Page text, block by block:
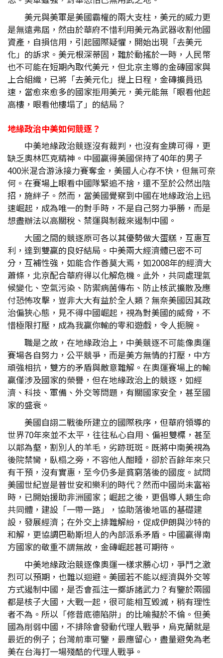
美元與美軍是美國霸權的兩大支柱，美元的威力更
是無遠弗屆，然由於華府不惜利用美元為武器收割他國
資產，自損信用，引起國際疑懼，開始出現「去美元
化」的訴求。美元根深蒂固，難於動搖於一時，人民幣
也不可能在短期內取代美元，但北京主導的金磚國家與
上合組織，已將「去美元化」提上日程，金磚擴員迅
速，當愈來愈多的國家拒用美元，美元能無「眼看他起
高樓，眼看他樓塌了」的結局？
地緣政治中美如何競逐？
中美地緣政治競逐沒有裁判，也沒有金牌可得，更
缺乏奧林匹克精神。中國贏得美國保持了40年的男子
400米混合游泳接力賽奪金，美國人心存不快，但無可奈
何。在賽場上眼看中國隊緊追不捨，還不至於公然出陰
招，施絆子。然而，當美國覺察到中國在地緣政治上迅
速崛起，成為唯一的對手時，不是自己努力爭勝，而是
想盡辦法以高關稅、禁運與制裁來遏制中國。
大國之間的競逐原可各以其優勢做大蛋糕，互惠互
利，達到雙贏的良好結局。中美兩大經濟體已密不可
分，互補性強，如能合作善莫大焉，如2008年的經濟大
蕭條，北京配合華府得以化解危機。此外，共同處理氣
候變化、空氣污染、防禦病菌傳布、防止核武擴散及應
付恐怖攻擊，豈非大大有益於全人類？無奈美國因其政
治偏狹心態，見不得中國崛起，視為對美國的威脅，不
惜極限打壓，成為我贏你輸的零和遊戲，令人扼腕。
職是之故，在地緣政治上，中美競逐不可能像奧運
賽場各自努力，公平競爭，而是美方無情的打壓，中方
頑強相抗，雙方的矛盾與敵意難解。在奧運賽場上的輸
贏僅涉及國家的榮譽，但在地緣政治上的競逐，如經
濟、科技、軍備、外交等問題，有關國家安全，甚至國
家的盛衰。
美國自詡二戰後所建立的國際秩序，但華府領導的
世界70年來並不太平，往往私心自用、偏袒雙標，甚至
以鄰為壑，割別人的羊毛，劣跡斑斑。既將中南美視為
後院禁臠，臥榻之旁，不容他人酣睡，卻於百餘年來只
有干預，沒有實惠，至今仍多是貧窮落後的國度。試問
美國世紀豈是普世安和樂利的時代？然而中國尚未富裕
時，已開始援助非洲國家；崛起之後，更倡導人類生命
共同體，建設「一帶一路」，協助落後地區的基礎建
設，發展經濟；在外交上排難解紛，促成伊朗與沙特的
和解，更協調巴勒斯坦人的內部派系矛盾。中國贏得南
方國家的敬重不謂無故，金磚崛起甚可期待。
中美地緣政治競逐像奧運一樣求勝心切，爭鬥之激
烈可以預期，也難以迴避。美國若不能以經濟與外交等
方式遏制中國，是否會孤注一擲訴諸武力？有鑒於兩國
都是核子大國，大戰一起，很可能相互毀滅，稍有理性
者不為。所以「修昔底德陷阱」的比喻擬於不倫。但美
國為削弱中國，不排除會發動代理人戰爭，烏克蘭就是
最近的例子；台灣前車可鑒，最應留心，盡量避免為老
美在台海打一場殘酷的代理人戰爭。